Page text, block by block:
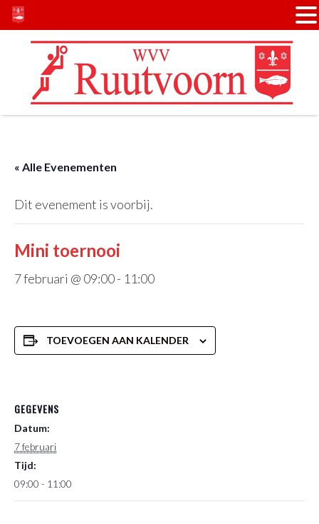
hoofd
Spring
voettekst
« Alle Evenementen
Dit evenement is voorbij.
Mini toernooi
7 februari @ 09:00- 11:00
TOEVOEGEN AAN KALENDER
GEGEVENS
Datum:
7 februari
Tijd:
09:00 - 11:00